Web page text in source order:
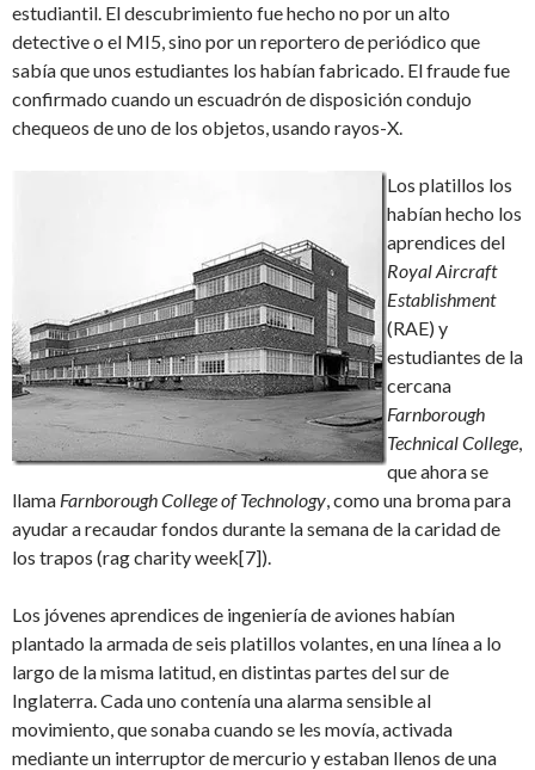
estudiantil. El descubrimiento fue hecho no por un alto
detective o el MI5, sino por un reportero de periódico que
sabía que unos estudiantes los habían fabricado. El fraude fue
confirmado cuando un escuadrón de disposición condujo
chequeos de uno de los objetos, usando rayos-X.
Los platillos los
habían hecho los
aprendices del
Royal Aircraft
Establishment
(RAE) y
estudiantes de la
cercana
Farnborough
Technical College,
que ahora se
llama Farnborough College of Technology, como una broma para
ayudar a recaudar fondos durante la semana de la caridad de
los trapos (rag charity week[7]).
Los jóvenes aprendices de ingeniería de aviones habían
plantado la armada de seis platillos volantes, en una línea a lo
largo de la misma latitud, en distintas partes del sur de
Inglaterra. Cada uno contenía una alarma sensible al
movimiento, que sonaba cuando se les movía, activada
mediante un interruptor de mercurio y estaban llenos de una